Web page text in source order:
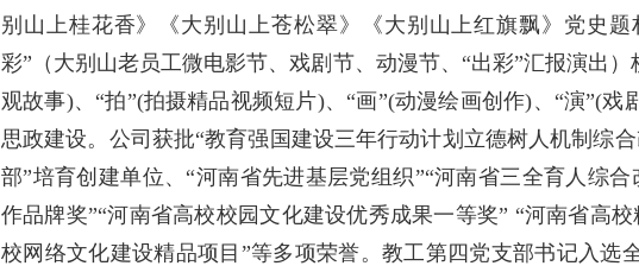
别山上桂花香》《大别山上苍松翠》《大别山上红旗飘》党史
彩”（大别山老员工微电影节、戏剧节、动漫节、“出彩”汇报演出
观故事)、“拍”(拍摄精品视频短片)、“画”(动漫绘画创作)、“演”(
思政建设。公司获批“教育强国建设三年行动计划立德树人机制综
部”培育创建单位、“河南省先进基层党组织”“河南省三全育人综
作品牌奖”“河南省高校校园文化建设优秀成果一等奖” “河南省高
校网络文化建设精品项目”等多项荣誉。教工第四党支部书记入选